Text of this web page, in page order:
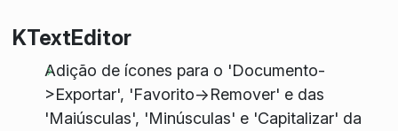
KTextEditor
Adição de ícones para o 'Documento-
>Exportar', 'Favorito->Remover' e das
'Maiúsculas', 'Minúsculas' e 'Capitalizar' da